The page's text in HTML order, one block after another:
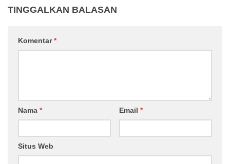
TINGGALKAN BALASAN
Komentar*
Nama * Email *
Situs Web